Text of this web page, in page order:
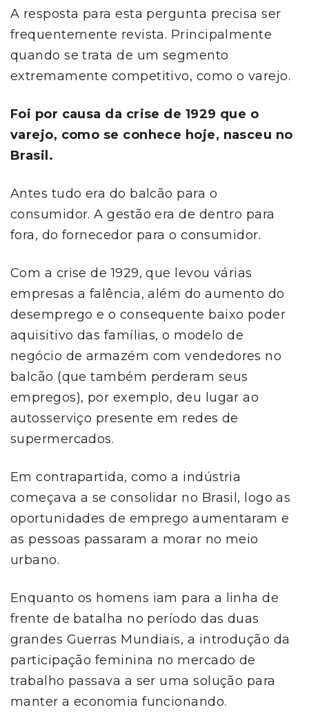
A resposta para esta pergunta precisa ser
frequentemente revista. Principalmente
quando se trata de um segmento
extremamente competitivo, como o varejo.
Foi por causa da crise de 1929 que o
varejo, como se conhece hoje, nasceu no
Brasil.
Antes tudo era do balcão para o
consumidor. A gestão era de dentro para
fora, do fornecedor para o consumidor.
Com a crise de 1929, que levou várias
empresas a falência, além do aumento do
desemprego e o consequente baixo poder
aquisitivo das famílias, o modelo de
negócio de armazém com vendedores no
balcão (que também perderam seus
empregos), por exemplo, deu lugar ao
autosserviço presente em redes de
supermercados.
Em contrapartida, como a indústria
começava a se consolidar no Brasil, logo as
oportunidades de emprego aumentaram e
as pessoas passaram a morar no meio
urbano.
Enquanto os homens iam para a linha de
frente de batalha no período das duas
grandes Guerras Mundiais, a introdução da
participação feminina no mercado de
trabalho passava a ser uma solução para
manter a economia funcionando.